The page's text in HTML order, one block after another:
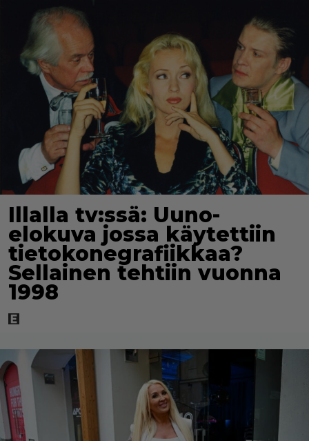
Illalla tv:ssä: Uuno-
elokuva jossa käytettiin
tietokonegrafiikkaa?
Sellainen tehtiin vuonna
1998